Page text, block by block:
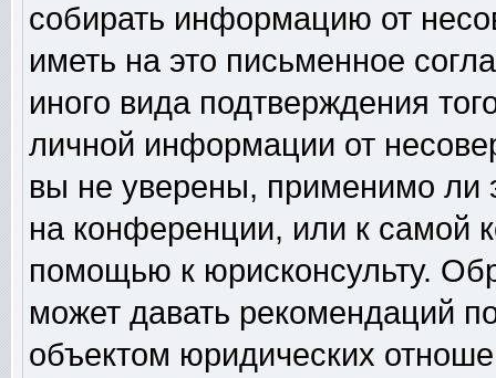
собирать информацию от
иметь на это письменное
иного вида подтверждения
личной информации от
вы не уверены, применимо ли
на конференции, или к самой
помощью к юрисконсульту.
может давать рекомендаций
объектом юридических